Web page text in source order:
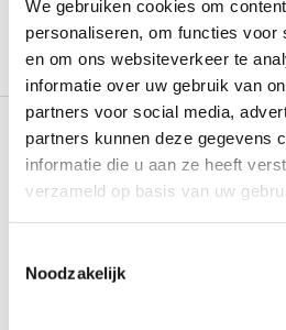
We gebruiken cookies om
personaliseren, om functies voor
en om ons websiteverkeer te
informatie over uw gebruik van
partners voor social media,
partners kunnen deze gegevens
informatie die u aan ze heeft
verzameld op basis van uw
Noodzakelijk
*Met uitzondering van de
Producteigenschappen
Aantal producten per
eenheid
Levertijd